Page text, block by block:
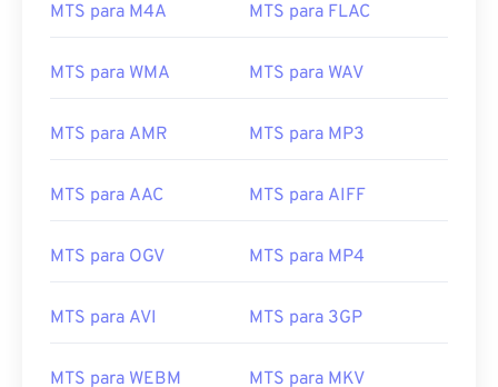
MTS para M4A MTS para FLAC
MTS para WMA MTS para WAV
MTS para AMR MTS para MP3
MTS para AAC MTS para AIFF
MTS para OGV MTS para MP4
MTS para AVI MTS para 3GP
MTS para WEBM MTS para MKV